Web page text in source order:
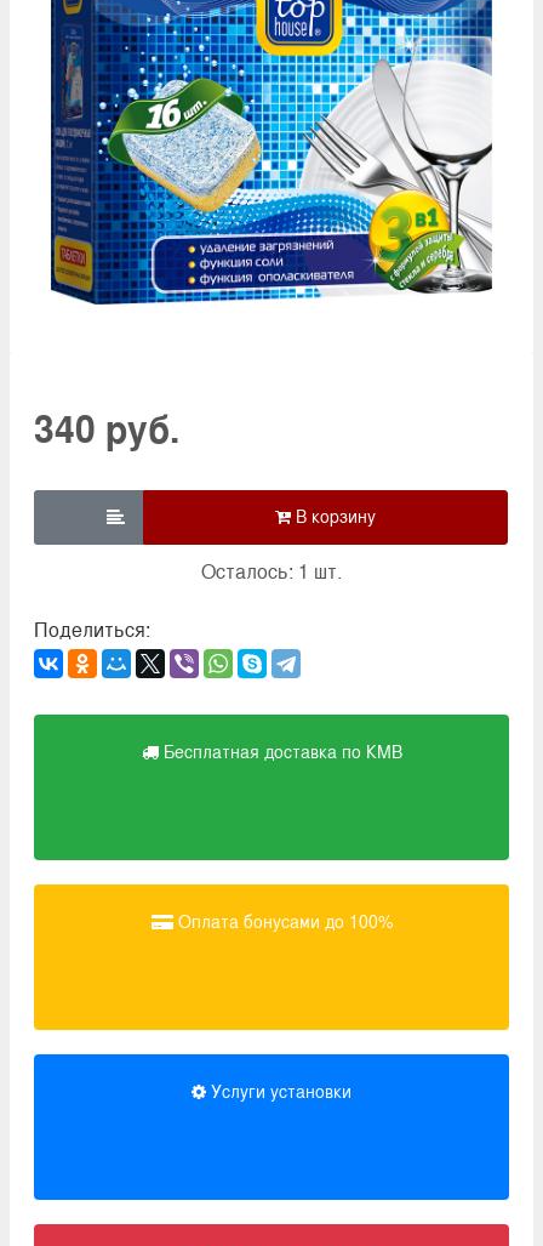
340 руб.

Осталось: 1 шт.
Поделиться:
Бесплатная доставка по КМВ
Оплата бонусами до 100%
Услуги установки